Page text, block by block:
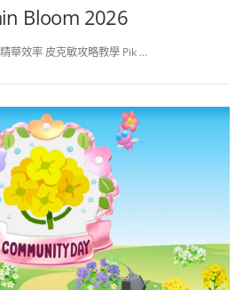
Bloom 2026
華效率 皮克敏攻略教學 Pik …